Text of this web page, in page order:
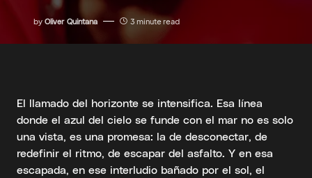
by Oliver Quintana 3 minute read
El llamado del horizonte se intensifica. Esa línea
donde el azul del cielo se funde con el mar no es solo
una vista, es una promesa: la de desconectar, de
redefinir el ritmo, de escapar del asfalto. Y en esa
escapada, en ese interludio bañado por el sol, el